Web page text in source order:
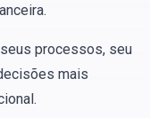
processos, seu
mais